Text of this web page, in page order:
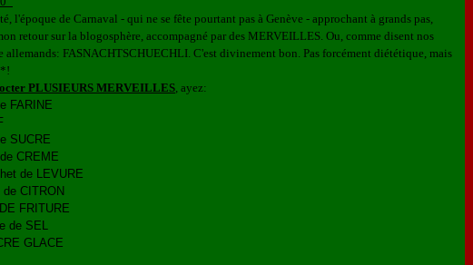
l'époque de Carnaval - qui ne se fête pourtant pas à Genève - approchant à grands pas,
retour sur la blogosphère, accompagné par des MERVEILLES. Ou, comme disent nos
allemands: FASNACHTSCHUECHLI. C'est divinement bon. Pas forcément diététique, mais
PLUSIEURS MERVEILLES, ayez:
FARINE
SUCRE
CREME
de LEVURE
CITRON
FRITURE
de SEL
GLACE